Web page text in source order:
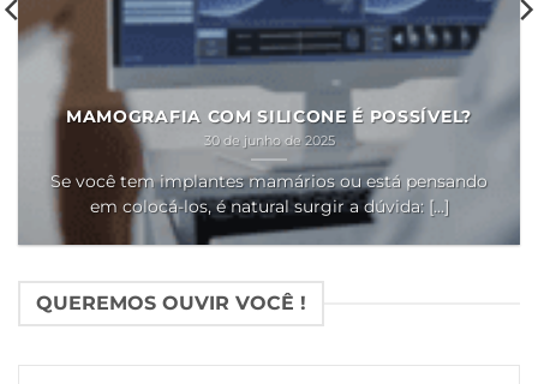
MAMOGRAFIA COM SILICONE É POSSÍVEL?
30 de junho de 2025
Se você tem implantes mamários ou está pensando
em colocá-los, é natural surgir a dúvida: [...]
QUEREMOS OUVIR VOCÊ !